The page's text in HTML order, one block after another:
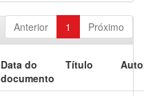
Anterior 1 Próximo
Data do
documento
Título